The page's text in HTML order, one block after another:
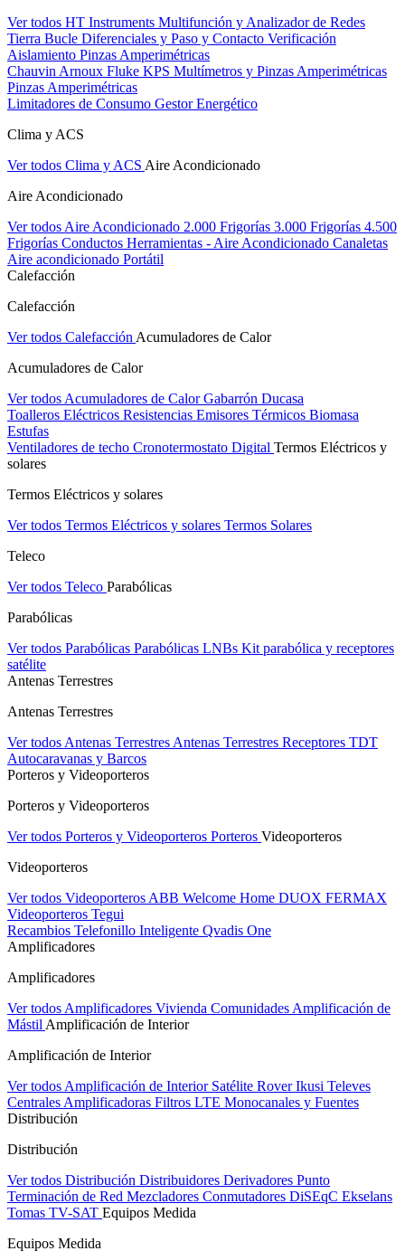
Ver todos HT Instruments Multifunción y Analizador de Redes
Tierra Bucle Diferenciales y Paso y Contacto Verificación
Aislamiento Pinzas Amperimétricas
Chauvin Arnoux Fluke KPS Multímetros y Pinzas Amperimétricas
Pinzas Amperimétricas
Limitadores de Consumo Gestor Energético
Clima y ACS
Ver todos Clima y ACS Aire Acondicionado
Aire Acondicionado
Ver todos Aire Acondicionado 2.000 Frigorías 3.000 Frigorías 4.500
Frigorías Conductos Herramientas - Aire Acondicionado Canaletas
Aire acondicionado Portátil
Calefacción
Calefacción
Ver todos Calefacción Acumuladores de Calor
Acumuladores de Calor
Ver todos Acumuladores de CalorGabarrón Ducasa
Toalleros Eléctricos Resistencias Emisores Térmicos Biomasa
Estufas
Ventiladores de techo Cronotermostato Digital Termos Eléctricos y
solares
Termos Eléctricos y solares
Ver todos Termos Eléctricos y solares Termos Solares
Teleco
Ver todos Teleco Parabólicas
Parabólicas
Ver todos Parabólicas Parabólicas LNBs Kit parabólica y receptores
satélite
Antenas Terrestres
Antenas Terrestres
Ver todos Antenas Terrestres Antenas Terrestres Receptores TDT
Autocaravanas y Barcos
Porteros y Videoporteros
Porteros y Videoporteros
Ver todos Porteros y Videoporteros Porteros Videoporteros
Videoporteros
Ver todos Videoporteros ABB Welcome Home DUOX FERMAX
Videoporteros Tegui
Recambios Telefonillo Inteligente Qvadis One
Amplificadores
Amplificadores
Ver todos Amplificadores Vivienda Comunidades Amplificación de
Mástil Amplificación de Interior
Amplificación de Interior
Ver todos Amplificación de Interior Satélite RoverIkusi Televes
Centrales Amplificadoras Filtros LTE Monocanales y Fuentes
Distribución
Distribución
Ver todos Distribución Distribuidores Derivadores Punto
Terminación de Red Mezcladores Conmutadores DiSEqC Ekselans
Tomas TV-SAT Equipos Medida
Equipos Medida